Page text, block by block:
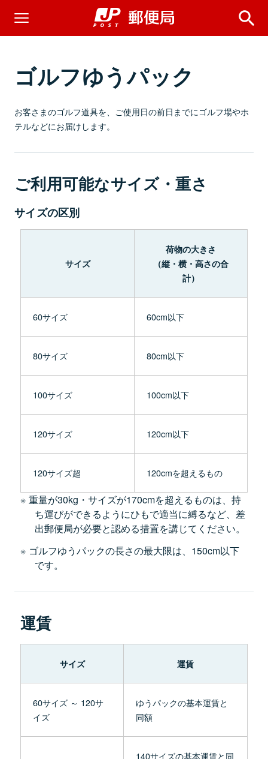
ゴルフゆうパック
お客さまのゴルフ道具を、ご使用日の前日までにゴルフ場やホ
テルなどにお届けします。
ご利用可能なサイズ・重さ
サイズの区別
サイズ
荷物の大きさ
（縦・横・高さの合
計）
60サイズ 60cm以下
80サイズ 80cm以下
100サイズ 100cm以下
120サイズ 120cm以下
120サイズ超 120cmを超えるもの
重量が30kg・サイズが170cmを超えるものは、持
ち運びができるようにひもで適当に縛るなど、差
出郵便局が必要と認める措置を講じてください。
ゴルフゆうパックの長さの最大限は、150cm以下
です。
運賃
サイズ 運賃
60サイズ ～ 120サ
イズ
ゆうパックの基本運賃と
同額
140サイズの基本運賃と同